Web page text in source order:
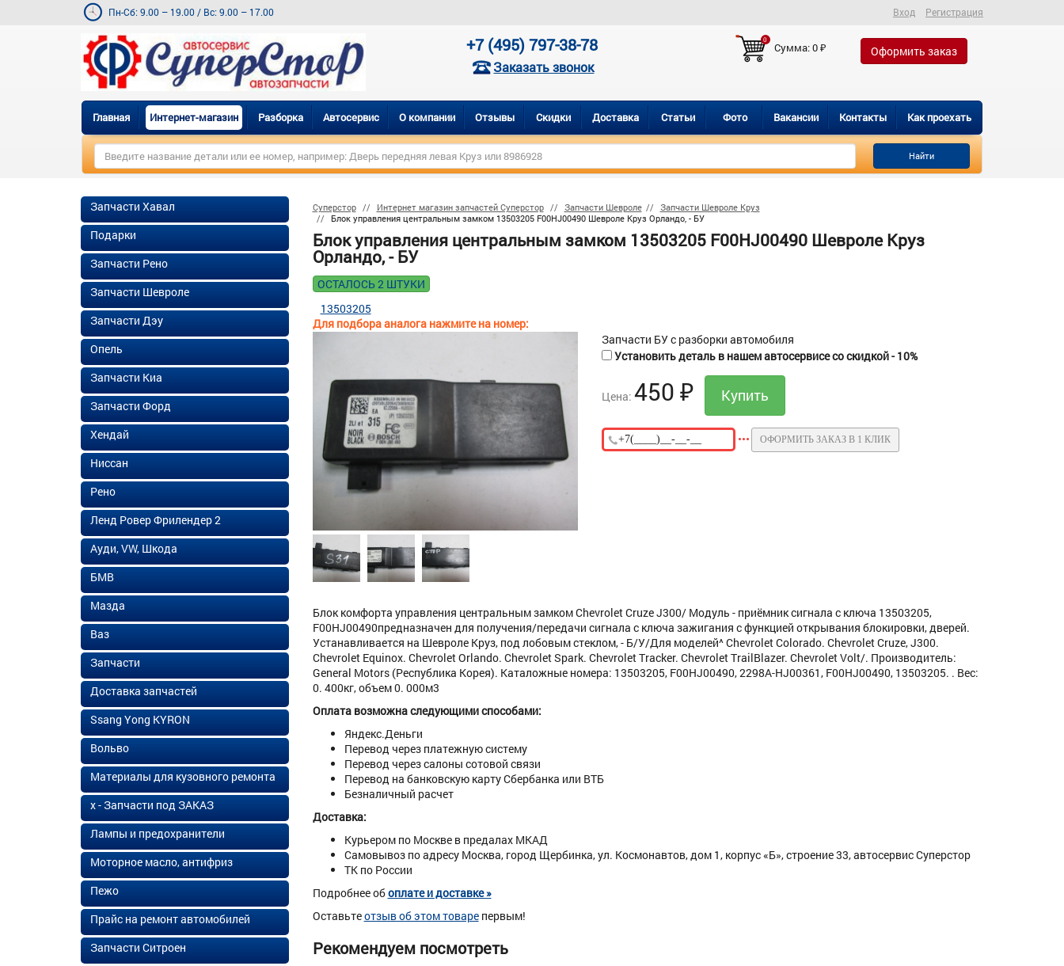
Пн-Сб: 9.00 – 19.00 / Вс: 9.00 – 17.00 Вход Регистрация
+7 (495) 797-38-78
Заказать звонок
0
Сумма:0₽ Оформить заказ
Главная Интернет-магазин Разборка Автосервис О компании Отзывы Скидки Доставка Статьи Фото Вакансии Контакты Как проехать
Найти
Суперстор Интернет магазин запчастей Суперстор Запчасти Шевроле
Запчасти Шевроле Круз
Блок управления центральным замком 13503205 F00HJ00490 Шевроле Круз Орландо, - БУ
Блок управления центральным замком 13503205 F00HJ00490 Шевроле Круз
Орландо, - БУ
ОСТАЛОСЬ 2 ШТУКИ
Для подбора аналога нажмите на номер:
13503205
Запчасти БУ с разборки автомобиля
Установить деталь в нашем автосервисе со скидкой - 10%
Цена:450₽
ОФОРМИТЬ ЗАКАЗ В 1 КЛИК
Блок комфорта управления центральным замком Chevrolet Cruze J300/ Модуль - приёмник сигнала с ключа 13503205,
F00HJ00490предназначен для получения/передачи сигнала с ключа зажигания с функцией открывания блокировки, дверей.
Устанавливается на Шевроле Круз, под лобовым стеклом, - Б/У/Для моделей^ Chevrolet Colorado. Chevrolet Cruze, J300.
Chevrolet Equinox. Chevrolet Orlando. Chevrolet Spark. Chevrolet Tracker. Chevrolet TrailBlazer. Chevrolet Volt/. Производитель:
General Motors (Республика Корея). Каталожные номера: 13503205, F00HJ00490, 2298A-HJ00361, F00HJ00490, 13503205. . Вес:
0. 400кг, объем 0. 000м3
Оплата возможна следующими способами:
Яндекс.Деньги
Перевод через платежную систему
Перевод через салоны сотовой связи
Перевод на банковскую карту Сбербанка или ВТБ
Безналичный расчет
Доставка:
Курьером по Москве в предалах МКАД
Самовывоз по адресу Москва, город Щербинка, ул. Космонавтов, дом 1, корпус «Б», строение 33, автосервис Суперстор
ТК по России
Подробнее обоплате и доставке »
Оставьтеотзыв об этом товарепервым!
Рекомендуем посмотреть
Запчасти Хавал
Подарки
Запчасти Рено
Запчасти Шевроле
Запчасти Дэу
Опель
Запчасти Киа
Запчасти Форд
Хендай
Ниссан
Рено
Ленд Ровер Фрилендер 2
Ауди, VW, Шкода
БМВ
Мазда
Ваз
Запчасти
Доставка запчастей
Ssang Yong KYRON
Вольво
Материалы для кузовного ремонта
х - Запчасти под ЗАКАЗ
Лампы и предохранители
Моторное масло, антифриз
Пежо
Прайс на ремонт автомобилей
Запчасти Ситроен